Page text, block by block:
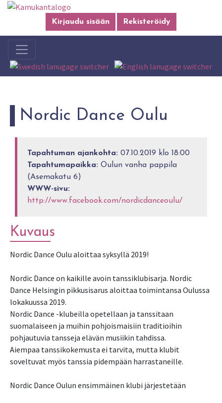
Kirjaudu sisään Rekisteröidy
Nordic Dance Oulu
Tapahtuman ajankohta: 07.10.2019 klo 18:00
Tapahtumapaikka: Oulun vanha pappila
(Asemakatu 6)
WWW-sivu:
http://www.facebook.com/nordicdanceoulu/
Kuvaus
Nordic Dance Oulu aloittaa syksyllä 2019!
Nordic Dance on kaikille avoin tanssiklubisarja. Nordic
Dance Helsingin pikkusisarus aloittaa toimintansa Oulussa
lokakuussa 2019.
Nordic Dance -klubeilla opetellaan ja tanssitaan
suomalaiseen ja muihin pohjoismaisiin traditioihin
pohjautuvia tansseja elävän musiikin tahdissa.
Aiempaa tanssikokemusta ei tarvita, mutta klubit
soveltuvat myös tanssia pidempään harrastaneille.
Nordic Dance Oulun ensimmäinen klubi järjestetään